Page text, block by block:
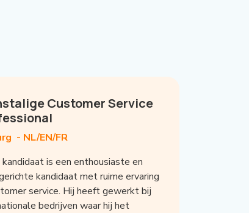
Customer Service
- NL/EN/FR
is een enthousiaste en
kandidaat met ruime ervaring
service. Hij heeft gewerkt bij
bedrijven waar hij het